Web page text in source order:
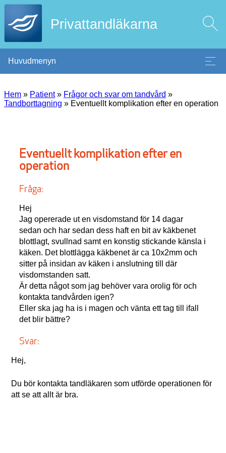
Privattandläkarna
Huvudmenyn
Hem » Patient» Frågor och svar om tandvård »
Tandborttagning » Eventuellt komplikation efter en operation
Eventuellt komplikation efter en
operation
Fråga:
Hej
Jag opererade ut en visdomstand för 14 dagar
sedan och har sedan dess haft en bit av käkbenet
blottlagt, svullnad samt en konstig stickande känsla i
käken. Det blottlägga käkbenet är ca 10x2mm och
sitter på insidan av käken i anslutning till där
visdomstanden satt.
Är detta något som jag behöver vara orolig för och
kontakta tandvården igen?
Eller ska jag ha is i magen och vänta ett tag till ifall
det blir bättre?
Svar:
Hej,
Du bör kontakta tandläkaren som utförde operationen för
att se att allt är bra.